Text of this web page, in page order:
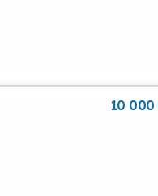
10 000